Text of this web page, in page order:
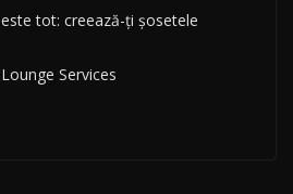
tot: creează-ți șosetele
Services